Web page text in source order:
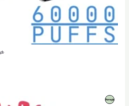
PromoçãoProduto